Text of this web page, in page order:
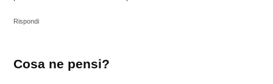
Rispondi
un
Cosa ne pensi?